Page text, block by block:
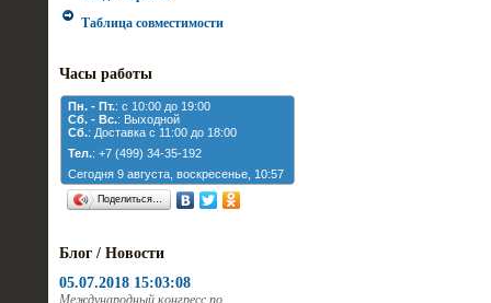
Таблица совместимости
Часы работы
Пн. - Пт.: с 10:00 до 19:00
Cб. - Вс.: Выходной
Cб.: Доставка с 11:00 до 18:00
Тел.: +7 (499) 34-35-192
Сегодня 9 августа, воскресенье, 10:57
Поделиться…
Блог / Новости
05.07.2018 15:03:08
Международный конгресс по